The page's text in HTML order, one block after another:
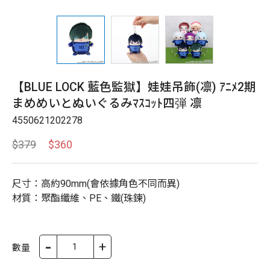
【BLUE LOCK 藍色監獄】娃娃吊飾(凛) ｱﾆﾒ2期
まめめいとぬいぐるみﾏｽｺｯﾄ四弾 凛
4550621202278
$379 $360
尺寸：高約90mm(會依據角色不同而異)
材質：聚酯纖維、PE、鐵(珠鍊)
數量 - +